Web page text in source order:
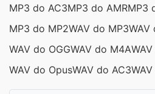
MP3 do AC3MP3 do AMRMP3
MP3 do MP2WAV do MP3WAV
WAV do OGGWAV do M4A
WAV do OpusWAV do AC3